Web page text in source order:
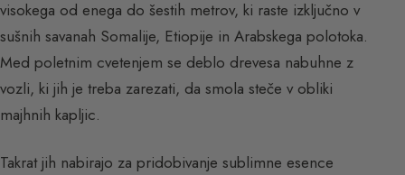
visokega od enega do šestih metrov, ki raste izključno v
sušnih savanah Somalije, Etiopije in Arabskega polotoka.
Med poletnim cvetenjem se deblo drevesa nabuhne z
vozli, ki jih je treba zarezati, da smola steče v obliki
majhnih kapljic.
Takrat jih nabirajo za pridobivanje sublimne esence